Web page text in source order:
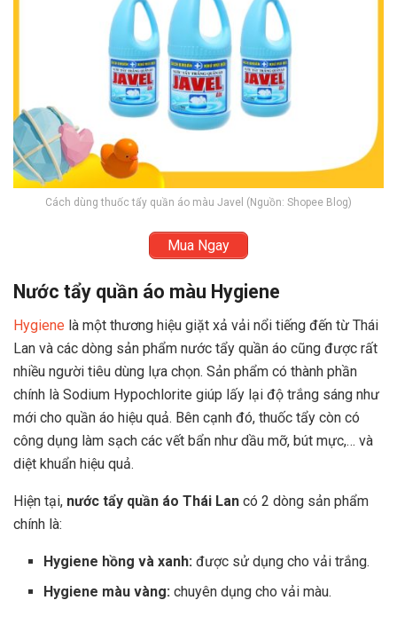
Cách dùng thuốc tẩy quần áo màu Javel (Nguồn: Shopee Blog)
Mua Ngay
Nước tẩy quần áo màu Hygiene
Hygiene là một thương hiệu giặt xả vải nổi tiếng đến từ Thái
Lan và các dòng sản phẩm nước tẩy quần áo cũng được rất
nhiều người tiêu dùng lựa chọn. Sản phẩm có thành phần
chính là Sodium Hypochlorite giúp lấy lại độ trắng sáng như
mới cho quần áo hiệu quả. Bên cạnh đó, thuốc tẩy còn có
công dụng làm sạch các vết bẩn như dầu mỡ, bút mực,… và
diệt khuẩn hiệu quả.
Hiện tại, nước tẩy quần áo Thái Lan có 2 dòng sản phẩm
chính là:
Hygiene hồng và xanh: được sử dụng cho vải trắng.
Hygiene màu vàng: chuyên dụng cho vải màu.